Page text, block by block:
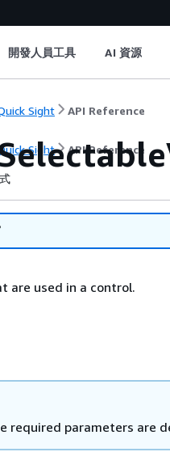
開發人員工具 AI 資源
Sight API Reference
Sight API Reference
are used in a control.
required parameters are